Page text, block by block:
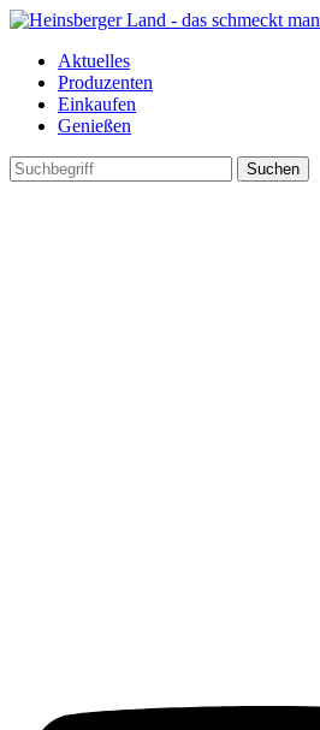
Aktuelles
Produzenten
Einkaufen
Genießen
Suchen
nach: